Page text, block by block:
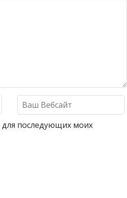
для последующих моих